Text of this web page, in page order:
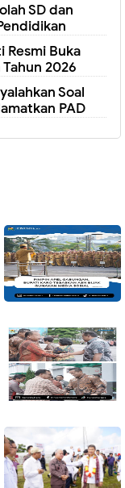
SD dan
Resmi Buka
2026
Soal
PAD